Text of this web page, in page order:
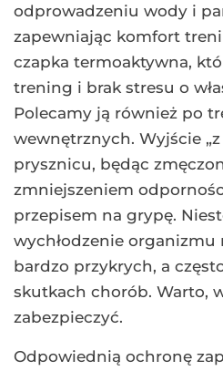
odprowadzeniu wody i
zapewniając komfort
czapka termoaktywna,
trening i brak stresu o
Polecamy ją również po
wewnętrznych. Wyjście „z
prysznicu, będąc
zmniejszeniem
przepisem na grypę.
wychłodzenie organizmu
bardzo przykrych, a
skutkach chorób. Warto,
zabezpieczyć.
Odpowiednią ochronę